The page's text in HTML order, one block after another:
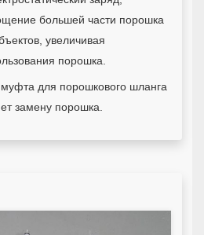
большей части порошка
увеличивая
порошка.
для порошкового шланга
замену порошка.